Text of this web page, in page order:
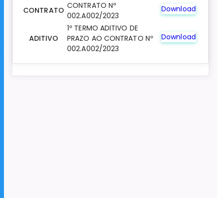
CONTRATO CONTRATO Nº
002.A002/2023
Download
ADITIVO
1º TERMO ADITIVO DE
PRAZO AO CONTRATO Nº
002.A002/2023
Download